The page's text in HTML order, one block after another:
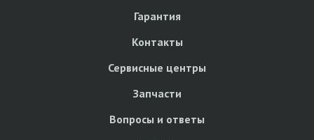
Гарантия
Контакты
Сервисные центры
Запчасти
Вопросы и ответы